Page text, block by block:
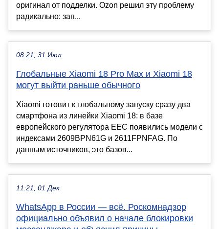
оригинал от подделки. Ozon решил эту проблему
радикально: зап...
08:21, 31 Июл
Глобальные Xiaomi 18 Pro Max и Xiaomi 18
могут выйти раньше обычного
Xiaomi готовит к глобальному запуску сразу два
смартфона из линейки Xiaomi 18: в базе
европейского регулятора EEC появились модели с
индексами 2609BPN61G и 2611FPNFAG. По
данным источников, это базов...
11:21, 01 Дек
WhatsApp в России — всё. Роскомнадзор
официально объявил о начале блокировки